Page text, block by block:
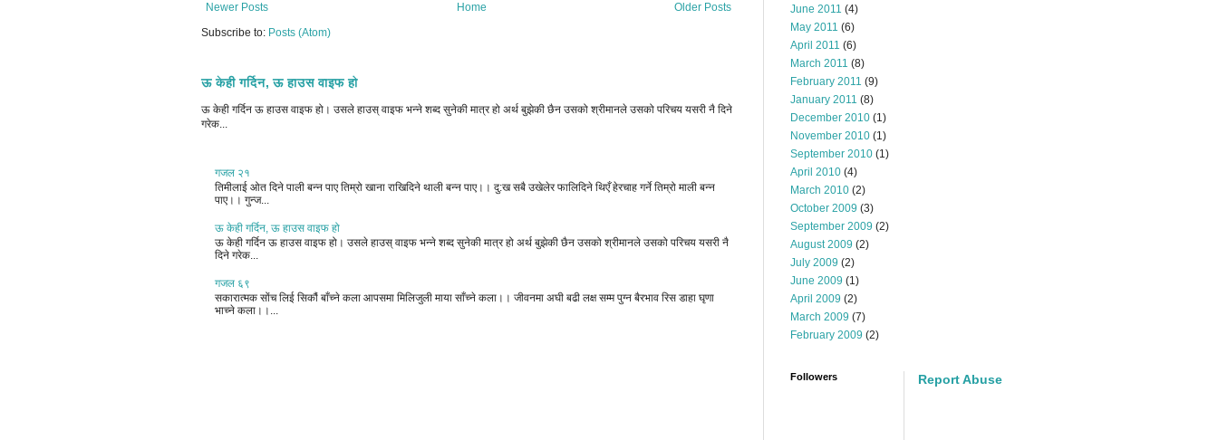
Newer Posts Older Posts
Home
Subscribe to: Posts (Atom)
ऊ केही गर्दिन, ऊ हाउस वाइफ हो
ऊ केही गर्दिन ऊ हाउस वाइफ हो। उसले हाउस् वाइफ भन्ने शब्द सुनेकी मात्र हो अर्थ बुझेकी छैन उसको श्रीमानले उसको परिचय यसरी नै दिने
गरेक...
गजल २१
तिमीलाई ओत दिने पाली बन्न पाए तिम्रो खाना राखिदिने थाली बन्न पाए।। दु:ख सबै उखेलेर फालिदिने थिएँ हेरचाह गर्ने तिम्रो माली बन्न
पाए।। गुन्ज...
ऊ केही गर्दिन, ऊ हाउस वाइफ हो
ऊ केही गर्दिन ऊ हाउस वाइफ हो। उसले हाउस् वाइफ भन्ने शब्द सुनेकी मात्र हो अर्थ बुझेकी छैन उसको श्रीमानले उसको परिचय यसरी नै
दिने गरेक...
गजल ६९
सकारात्मक सोंच लिई सिकौं बाँच्ने कला आपसमा मिलिजुली माया साँच्ने कला।। जीवनमा अघी बढी लक्ष सम्म पुग्न बैरभाव रिस डाहा घृणा
भाच्ने कला।।...
June 2011 (4)
May 2011 (6)
April 2011 (6)
March 2011 (8)
February 2011 (9)
January 2011 (8)
December 2010 (1)
November 2010 (1)
September 2010 (1)
April 2010 (4)
March 2010 (2)
October 2009 (3)
September 2009 (2)
August 2009 (2)
July 2009 (2)
June 2009 (1)
April 2009 (2)
March 2009 (7)
February 2009 (2)
Followers Report Abuse